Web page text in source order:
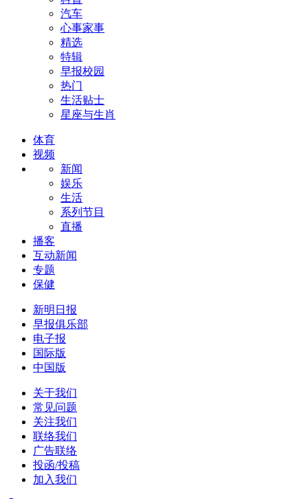
汽车
心事家事
精选
特辑
早报校园
热门
生活贴士
星座与生肖
体育
视频
新闻
娱乐
生活
系列节目
直播
播客
互动新闻
专题
保健
新明日报
早报俱乐部
电子报
国际版
中国版
关于我们
常见问题
关注我们
联络我们
广告联络
投函/投稿
加入我们